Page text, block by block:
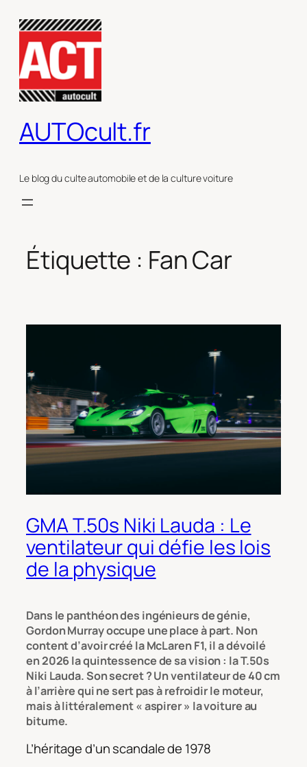
contenu
AUTOcult.fr
Le blog du culte automobile et de la culture voiture
Étiquette : Fan Car
GMA T.50s Niki Lauda : Le
ventilateur qui défie les lois
de la physique
Dans le panthéon des ingénieurs de génie,
Gordon Murray occupe une place à part. Non
content d’avoir créé la McLaren F1, il a dévoilé
en 2026 la quintessence de sa vision : la T.50s
Niki Lauda. Son secret ? Un ventilateur de 40 cm
à l’arrière qui ne sert pas à refroidir le moteur,
mais à littéralement « aspirer » la voiture au
bitume.
L’héritage d’un scandale de 1978